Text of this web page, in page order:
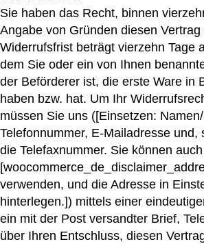
Sie haben das Recht, binnen
Angabe von Gründen diesen
Widerrufsfrist beträgt vierzehn Tage
dem Sie oder ein von Ihnen
der Beförderer ist, die erste Ware in
haben bzw. hat. Um Ihr
müssen Sie uns ([Einsetzen:
Telefonnummer, E-Mailadresse und,
die Telefaxnummer. Sie können
verwenden, und die Adresse in
hinterlegen.]) mittels einer
ein mit der Post versandter Brief,
über Ihren Entschluss, diesen